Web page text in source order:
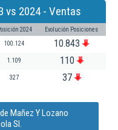
vs 2024 - Ventas
2024 Evolución Posiciones
100.124 10.843
1.109 110
327 37
Mañez Y Lozano
Sl.